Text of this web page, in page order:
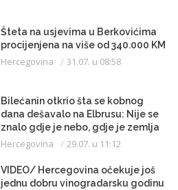
Šteta na usjevima u Berkovićima
procijenjena na više od 340.000 KM
Hercegovina 31.07. u 08:58
Bilećanin otkrio šta se kobnog
dana dešavalo na Elbrusu: Nije se
znalo gdje je nebo, gdje je zemlja
Hercegovina 29.07. u 11:12
VIDEO/ Hercegovina očekuje još
jednu dobru vinogradarsku godinu